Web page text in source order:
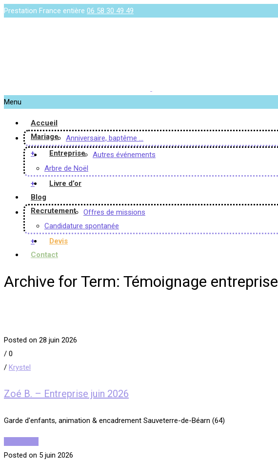
Prestation France entière 06 58 30 49 49
Menu
Accueil
Mariage
Anniversaire, baptême …
+
Entreprise
Autres événements
Arbre de Noël
+
Livre d’or
Blog
Recrutement
Offres de missions
Candidature spontanée
+
Devis
Contact
Archive for Term: Témoignage entreprise
Posted on 28 juin 2026
/ 0
/ Krystel
Zoé B. – Entreprise juin 2026
Garde d'enfants, animation & encadrement Sauveterre-de-Béarn (64)
Posted on 5 juin 2026